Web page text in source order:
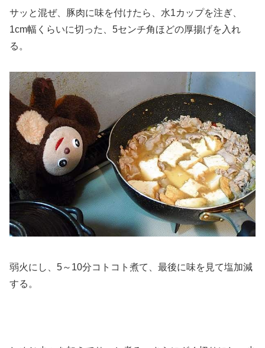
サッと混ぜ、豚肉に味を付けたら、水1カップを注ぎ、
1cm幅くらいに切った、5センチ角ほどの厚揚げを入れ
る。
弱火にし、5～10分コトコト煮て、最後に味を見て塩加減
する。